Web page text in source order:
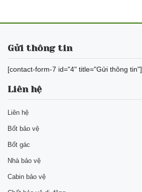
Gửi thông tin
[contact-form-7 id="4" title="Gửi thông tin"]
Liên hệ
Liên hệ
Bốt bảo vệ
Bốt gác
Nhà bảo vệ
Cabin bảo vệ